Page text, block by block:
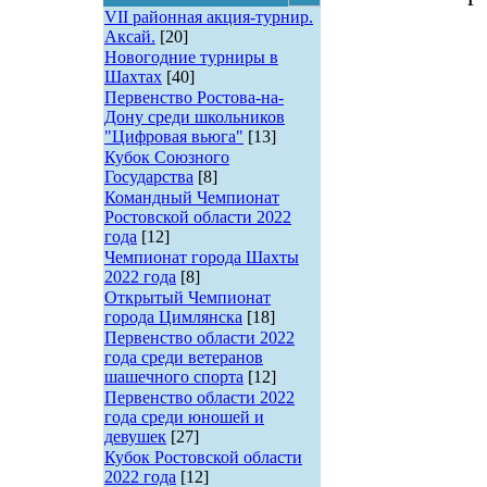
VII районная акция-турнир.
Аксай. [20]
Новогодние турниры в
Шахтах [40]
Первенство Ростова-на-
Дону среди школьников
"Цифровая вьюга" [13]
Кубок Союзного
Государства [8]
Командный Чемпионат
Ростовской области 2022
года [12]
Чемпионат города Шахты
2022 года [8]
Открытый Чемпионат
города Цимлянска [18]
Первенство области 2022
года среди ветеранов
шашечного спорта [12]
Первенство области 2022
года среди юношей и
девушек [27]
Кубок Ростовской области
2022 года [12]